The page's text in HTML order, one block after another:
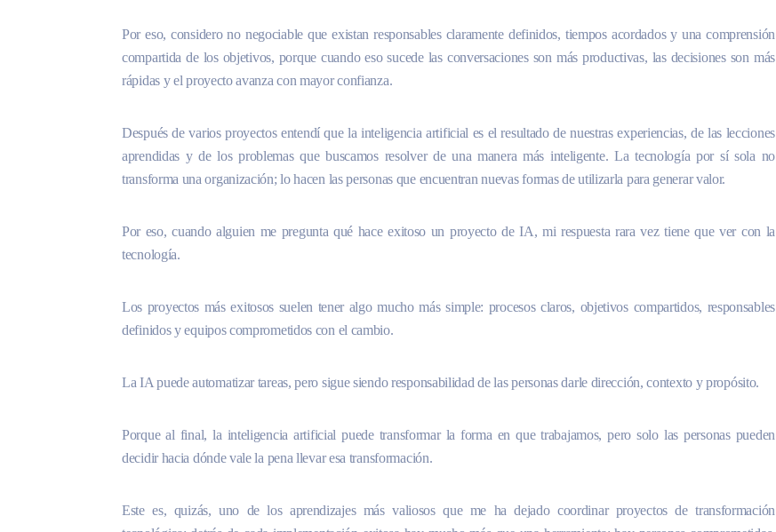
Por eso, considero no negociable que existan responsables claramente definidos, tiempos acordados y una comprensión
compartida de los objetivos, porque cuando eso sucede las conversaciones son más productivas, las decisiones son más
rápidas y el proyecto avanza con mayor confianza.
Después de varios proyectos entendí que la inteligencia artificial es el resultado de nuestras experiencias, de las lecciones
aprendidas y de los problemas que buscamos resolver de una manera más inteligente. La tecnología por sí sola no
transforma una organización; lo hacen las personas que encuentran nuevas formas de utilizarla para generar valor.
Por eso, cuando alguien me pregunta qué hace exitoso un proyecto de IA, mi respuesta rara vez tiene que ver con la
tecnología.
Los proyectos más exitosos suelen tener algo mucho más simple: procesos claros, objetivos compartidos, responsables
definidos y equipos comprometidos con el cambio.
La IA puede automatizar tareas, pero sigue siendo responsabilidad de las personas darle dirección, contexto y propósito.
Porque al final, la inteligencia artificial puede transformar la forma en que trabajamos, pero solo las personas pueden
decidir hacia dónde vale la pena llevar esa transformación.
Este es, quizás, uno de los aprendizajes más valiosos que me ha dejado coordinar proyectos de transformación